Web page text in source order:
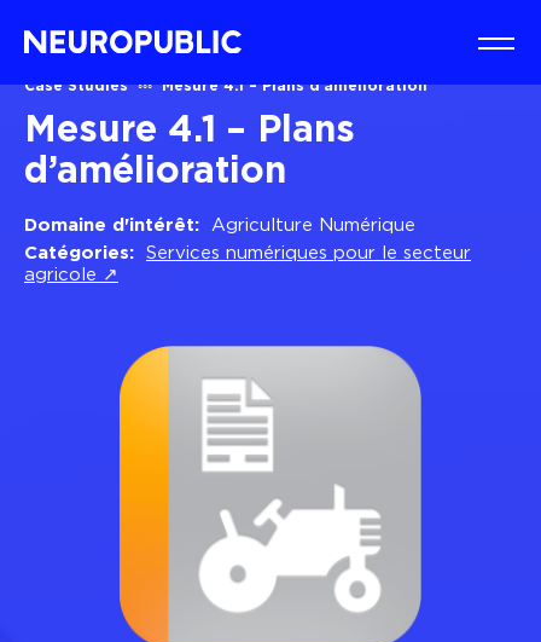
Case Studies Mesure 4.1 – Plans d’amélioration
Mesure 4.1 – Plans
d’amélioration
Domaine d'intérêt:
Agriculture Numérique
Catégories: Services numériques pour le secteur
agricole ↗